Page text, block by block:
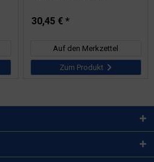
30,45 € *
Auf den Merkzettel
Zum Produkt